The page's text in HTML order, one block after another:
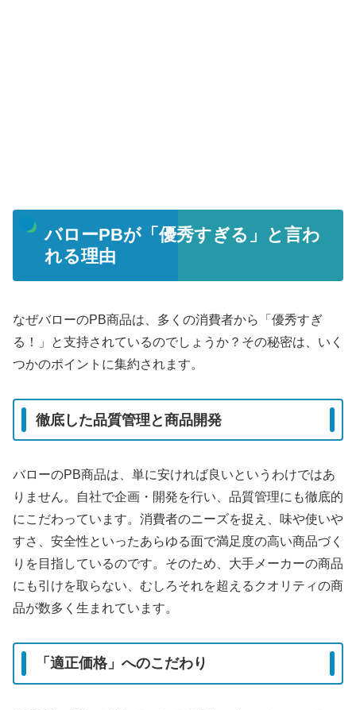
バローPBが「優秀すぎる」と言わ
れる理由
なぜバローのPB商品は、多くの消費者から「優秀すぎ
る！」と支持されているのでしょうか？その秘密は、いく
つかのポイントに集約されます。
徹底した品質管理と商品開発
バローのPB商品は、単に安ければ良いというわけではあ
りません。自社で企画・開発を行い、品質管理にも徹底的
にこだわっています。消費者のニーズを捉え、味や使いや
すさ、安全性といったあらゆる面で満足度の高い商品づく
りを目指しているのです。そのため、大手メーカーの商品
にも引けを取らない、むしろそれを超えるクオリティの商
品が数多く生まれています。
「適正価格」へのこだわり